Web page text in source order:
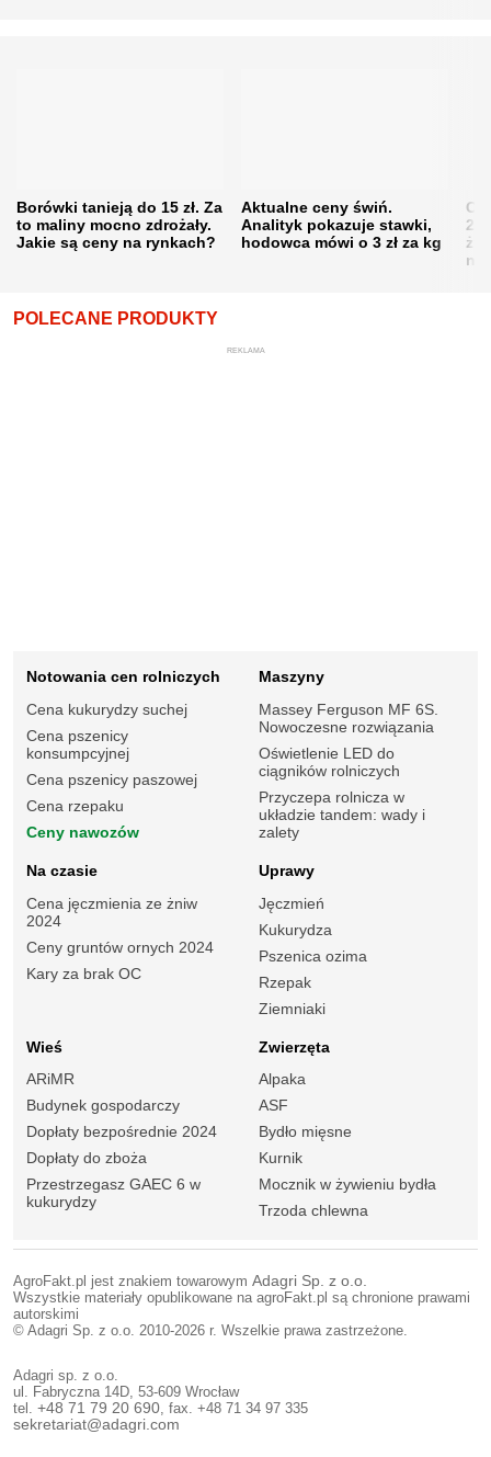
Borówki tanieją do 15 zł. Za
to maliny mocno zdrożały.
Jakie są ceny na rynkach?
Aktualne ceny świń.
Analityk pokazuje stawki,
hodowca mówi o 3 zł za kg
POLECANE PRODUKTY
REKLAMA
Notowania cen rolniczych
Cena kukurydzy suchej
Cena pszenicy
konsumpcyjnej
Cena pszenicy paszowej
Cena rzepaku
Ceny nawozów
Maszyny
Massey Ferguson MF 6S.
Nowoczesne rozwiązania
Oświetlenie LED do
ciągników rolniczych
Przyczepa rolnicza w
układzie tandem: wady i
zalety
Na czasie
Cena jęczmienia ze żniw
2024
Ceny gruntów ornych 2024
Kary za brak OC
Uprawy
Jęczmień
Kukurydza
Pszenica ozima
Rzepak
Ziemniaki
Wieś
ARiMR
Budynek gospodarczy
Dopłaty bezpośrednie 2024
Dopłaty do zboża
Przestrzegasz GAEC 6 w
kukurydzy
Zwierzęta
Alpaka
ASF
Bydło mięsne
Kurnik
Mocznik w żywieniu bydła
Trzoda chlewna
AgroFakt.pl jest znakiem towarowym Adagri Sp. z o.o.
Wszystkie materiały opublikowane na agroFakt.pl są chronione prawami
autorskimi
© Adagri Sp. z o.o. 2010-2026 r. Wszelkie prawa zastrzeżone.
Adagri sp. z o.o.
ul. Fabryczna 14D, 53-609 Wrocław
tel. +48 71 79 20 690 , fax. +48 71 34 97 335
sekretariat@adagri.com